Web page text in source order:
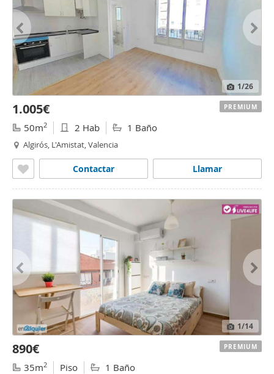
1/26
1.005€
50m2 2 Hab 1 Baño
Algirós, L'Amistat, Valencia
Llamar
Contactar
PREMIUM
1/14
890€
35m2 Piso 1 Baño
PREMIUM